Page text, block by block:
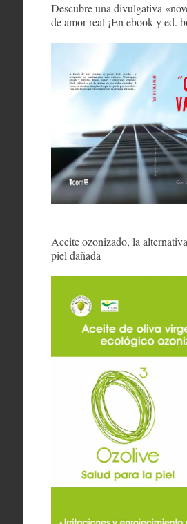
Descubre una divulgativa
de amor real ¡En ebook y ed.
Aceite ozonizado, la
piel dañada